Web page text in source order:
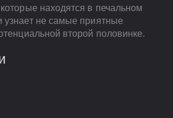
находятся в печальном
не самые приятные
второй половинке.